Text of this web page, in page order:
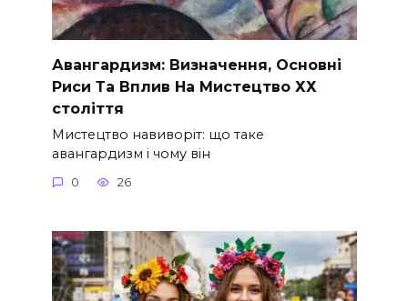
Авангардизм: Визначення, Основні
Риси Та Вплив На Мистецтво ХХ
століття
Мистецтво навиворіт: що таке
авангардизм і чому він
0 26